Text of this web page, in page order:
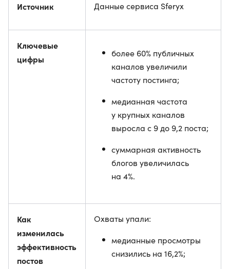
Источник Данные сервиса Sferyx
Ключевые
цифры
более 60% публичных
каналов увеличили
частоту постинга;
медианная частота
у крупных каналов
выросла с 9 до 9,2 поста;
суммарная активность
блогов увеличилась
на 4%.
Как
изменилась
эффективность
постов
Охваты упали:
медианные просмотры
снизились на 16,2%;